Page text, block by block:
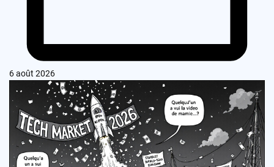
6 août 2026